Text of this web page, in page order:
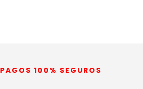
PAGOS 100% SEGUROS